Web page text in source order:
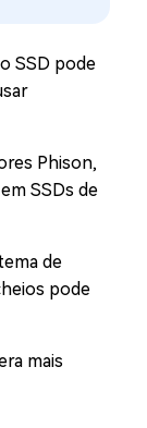
SSD pode
Phison,
SSDs de
de
pode
mais